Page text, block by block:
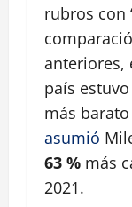
rubros con
anteriores,
país
más
asumió
63 % más
2021.